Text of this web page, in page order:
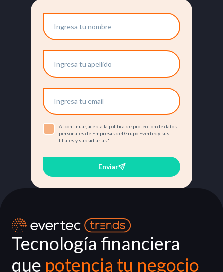
Al continuar, acepta la política de protección de datos
personales de Empresas del Grupo Evertec y sus
filiales y subsidiarias.*
Enviar
Tecnología financiera
que potencia tu negocio